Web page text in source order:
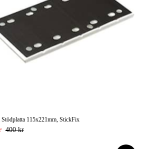
Stödplatta 115x221mm, StickFix
400 kr